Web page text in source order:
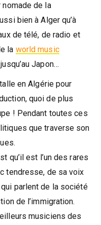
nomade de la
bien à Alger qu’à
de télé, de radio et
la world music
Japon…
en Algérie pour
quoi de plus
! Pendant toutes ces
que traverse son
qu’il est l’un des rares
tendresse, de sa voix
parlent de la société
de l’immigration.
musiciens des